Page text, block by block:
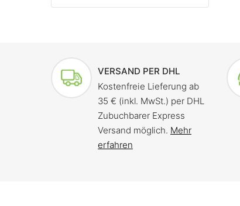
VERSAND PER DHL
Kostenfreie Lieferung ab
35 € (inkl. MwSt.) per DHL
Zubuchbarer Express
Versand möglich. Mehr
erfahren